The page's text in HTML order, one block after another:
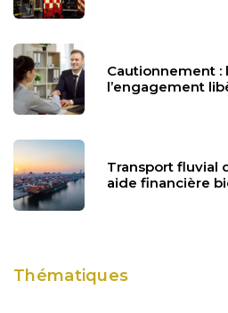
Cautionnement :
l’engagement
Transport fluvial
aide financière
Thématiques